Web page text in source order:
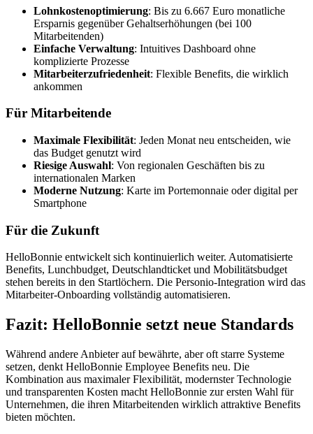
Lohnkostenoptimierung: Bis zu 6.667 Euro monatliche
Ersparnis gegenüber Gehaltserhöhungen (bei 100
Mitarbeitenden)
Einfache Verwaltung: Intuitives Dashboard ohne
komplizierte Prozesse
Mitarbeiterzufriedenheit: Flexible Benefits, die wirklich
ankommen
Für Mitarbeitende
Maximale Flexibilität: Jeden Monat neu entscheiden, wie
das Budget genutzt wird
Riesige Auswahl: Von regionalen Geschäften bis zu
internationalen Marken
Moderne Nutzung: Karte im Portemonnaie oder digital per
Smartphone
Für die Zukunft
HelloBonnie entwickelt sich kontinuierlich weiter. Automatisierte
Benefits, Lunchbudget, Deutschlandticket und Mobilitätsbudget
stehen bereits in den Startlöchern. Die Personio-Integration wird das
Mitarbeiter-Onboarding vollständig automatisieren.
Fazit: HelloBonnie setzt neue Standards
Während andere Anbieter auf bewährte, aber oft starre Systeme
setzen, denkt HelloBonnie Employee Benefits neu. Die
Kombination aus maximaler Flexibilität, modernster Technologie
und transparenten Kosten macht HelloBonnie zur ersten Wahl für
Unternehmen, die ihren Mitarbeitenden wirklich attraktive Benefits
bieten möchten.